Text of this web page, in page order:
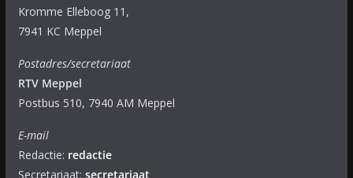
Kromme Elleboog 11,
7941 KC Meppel
Postadres/secretariaat
RTV Meppel
Postbus 510, 7940 AM Meppel
E-mail
Redactie: redactie
Secretariaat: secretariaat